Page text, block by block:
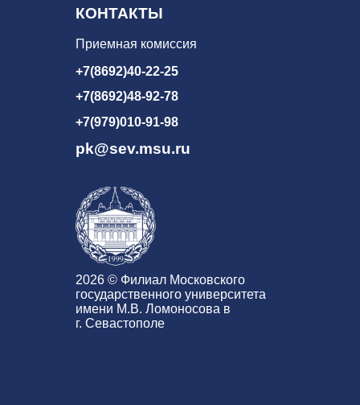
КОНТАКТЫ
Приемная комиссия
+7(8692)40-22-25
+7(8692)48-92-78
+7(979)010-91-98
pk@sev.msu.ru
2026 © Филиал Московского
государственного университета
имени М.В. Ломоносова в
г. Севастополе